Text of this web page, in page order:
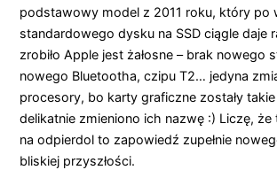
podstawowy model z 2011 roku, który po
standardowego dysku na SSD ciągle daje
zrobiło Apple jest żałosne – brak nowego
nowego Bluetootha, czipu T2… jedyna
procesory, bo karty graficzne zostały
delikatnie zmieniono ich nazwę :) Liczę,
na odpierdol to zapowiedź zupełnie
bliskiej przyszłości.